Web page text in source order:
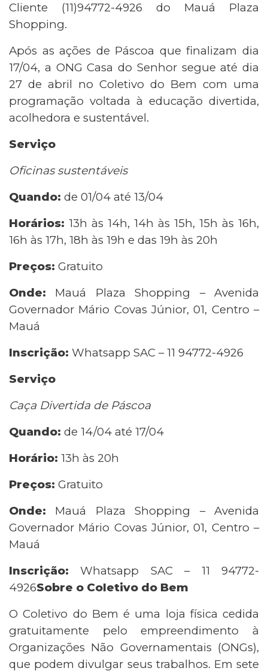
Cliente (11)94772-4926 do Mauá Plaza
Shopping.
Após as ações de Páscoa que finalizam dia
17/04, a ONG Casa do Senhor segue até dia
27 de abril no Coletivo do Bem com uma
programação voltada à educação divertida,
acolhedora e sustentável.
Serviço
Oficinas sustentáveis
Quando: de 01/04 até 13/04
Horários: 13h às 14h, 14h às 15h, 15h às 16h,
16h às 17h, 18h às 19h e das 19h às 20h
Preços: Gratuito
Onde: Mauá Plaza Shopping – Avenida
Governador Mário Covas Júnior, 01, Centro –
Mauá
Inscrição: Whatsapp SAC – 11 94772-4926
Serviço
Caça Divertida de Páscoa
Quando: de 14/04 até 17/04
Horário: 13h às 20h
Preços: Gratuito
Onde: Mauá Plaza Shopping – Avenida
Governador Mário Covas Júnior, 01, Centro –
Mauá
Inscrição:Whatsapp SAC – 11 94772-
4926Sobre o Coletivo do Bem
O Coletivo do Bem é uma loja física cedida
gratuitamente pelo empreendimento à
Organizações Não Governamentais (ONGs),
que podem divulgar seus trabalhos. Em sete